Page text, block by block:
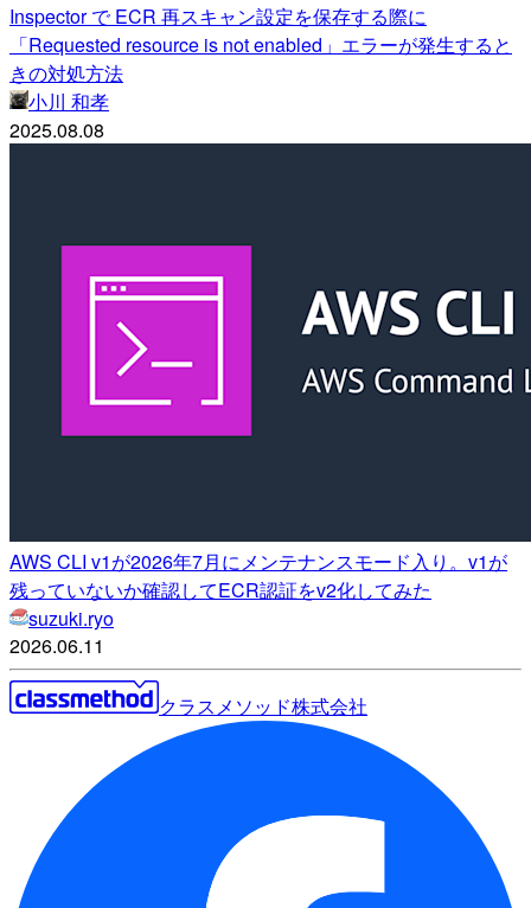
Inspector で ECR 再スキャン設定を保存する際に
「Requested resource is not enabled」エラーが発生すると
きの対処方法
小川 和孝
2025.08.08
AWS CLI v1が2026年7月にメンテナンスモード入り。v1が
残っていないか確認してECR認証をv2化してみた
suzuki.ryo
2026.06.11
クラスメソッド株式会社